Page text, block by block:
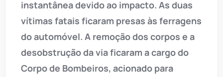
instantânea devido ao impacto. As duas
vítimas fatais ficaram presas às ferragens
do automóvel. A remoção dos corpos e a
desobstrução da via ficaram a cargo do
Corpo de Bombeiros, acionado para